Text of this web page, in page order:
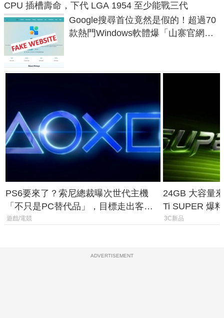
CPU 插槽壽命，下代 LGA 1954 至少能戰三代
Google搜尋首位竟然是假的！超過70
款熱門Windows軟體爆「山寨官網」
PS6要來了？索尼總裁曝次世代主機
「不只是PC替代品」，目標走出客
廳、進軍電競桌面
遊戲/電競
24GB 大容量
Ti SUPER 爆
上市時間
3C新品
ADVERTISEMENT